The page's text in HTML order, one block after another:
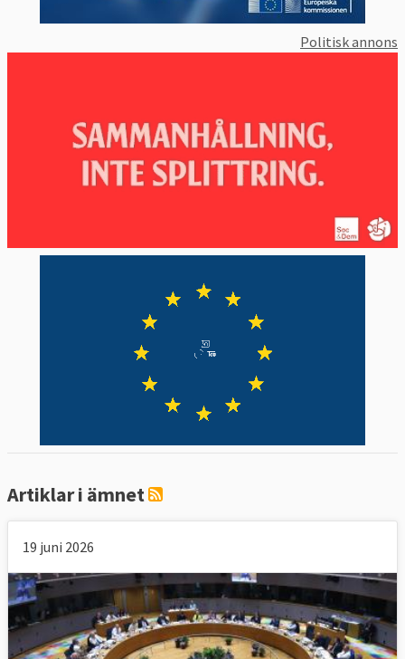
Politisk annons
Artiklar i ämnet
19 juni 2026